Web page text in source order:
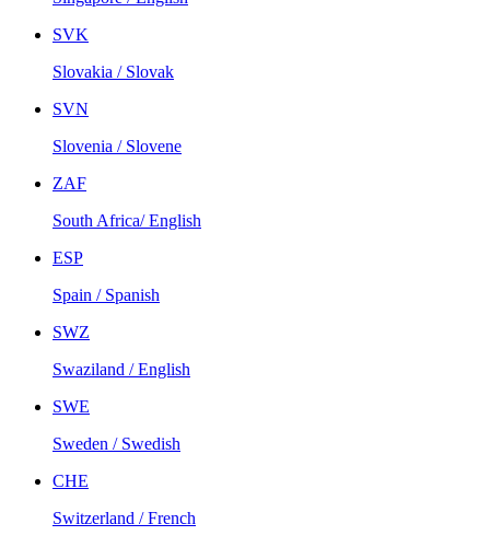
SVK
Slovakia / Slovak
SVN
Slovenia / Slovene
ZAF
South Africa/ English
ESP
Spain / Spanish
SWZ
Swaziland / English
SWE
Sweden / Swedish
CHE
Switzerland / French